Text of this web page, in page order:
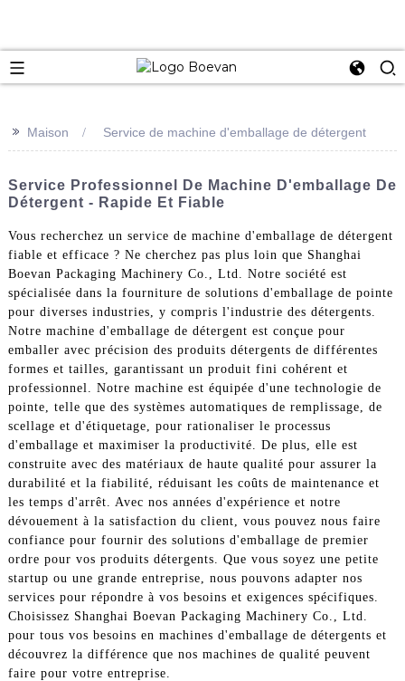
>> Maison Service de machine d'emballage de détergent
Service Professionnel De Machine D'emballage De
Détergent - Rapide Et Fiable
Vous recherchez un service de machine d'emballage de détergent
fiable et efficace ? Ne cherchez pas plus loin que Shanghai
Boevan Packaging Machinery Co., Ltd. Notre société est
spécialisée dans la fourniture de solutions d'emballage de pointe
pour diverses industries, y compris l'industrie des détergents.
Notre machine d'emballage de détergent est conçue pour
emballer avec précision des produits détergents de différentes
formes et tailles, garantissant un produit fini cohérent et
professionnel. Notre machine est équipée d'une technologie de
pointe, telle que des systèmes automatiques de remplissage, de
scellage et d'étiquetage, pour rationaliser le processus
d'emballage et maximiser la productivité. De plus, elle est
construite avec des matériaux de haute qualité pour assurer la
durabilité et la fiabilité, réduisant les coûts de maintenance et
les temps d'arrêt. Avec nos années d'expérience et notre
dévouement à la satisfaction du client, vous pouvez nous faire
confiance pour fournir des solutions d'emballage de premier
ordre pour vos produits détergents. Que vous soyez une petite
startup ou une grande entreprise, nous pouvons adapter nos
services pour répondre à vos besoins et exigences spécifiques.
Choisissez Shanghai Boevan Packaging Machinery Co., Ltd.
pour tous vos besoins en machines d'emballage de détergents et
découvrez la différence que nos machines de qualité peuvent
faire pour votre entreprise.